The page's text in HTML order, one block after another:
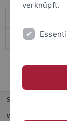
Service
Weitere Angebote
verknüpft.